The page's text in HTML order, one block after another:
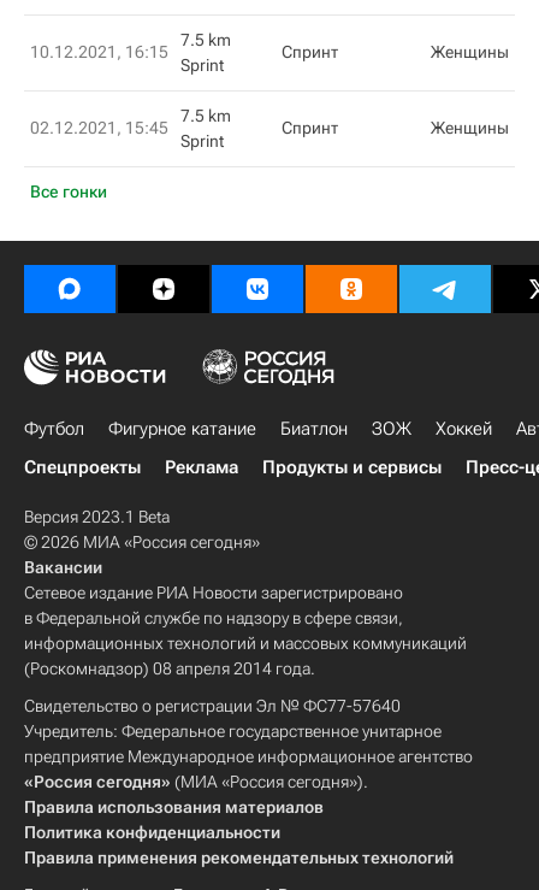
Все гонки
10.12.2021, 16:15
7.5 km
Sprint
Спринт Женщины
02.12.2021, 15:45
7.5 km
Sprint
Спринт Женщины
Футбол Фигурное катание Биатлон ЗОЖ Хоккей
Спецпроекты
Реклама Продукты и сервисы Пресс-
Версия 2023.1 Beta
© 2026 МИА «Россия сегодня»
Вакансии
Сетевое издание РИА Новости зарегистрировано
в Федеральной службе по надзору в сфере связи,
информационных технологий и массовых коммуникаций
(Роскомнадзор) 08 апреля 2014 года.
Свидетельство о регистрации Эл № ФС77-57640
Учредитель: Федеральное государственное унитарное
предприятие Международное информационное агентство
«Россия сегодня» (МИА «Россия сегодня»).
Правила использования материалов
Политика конфиденциальности
Правила применения рекомендательных технологий